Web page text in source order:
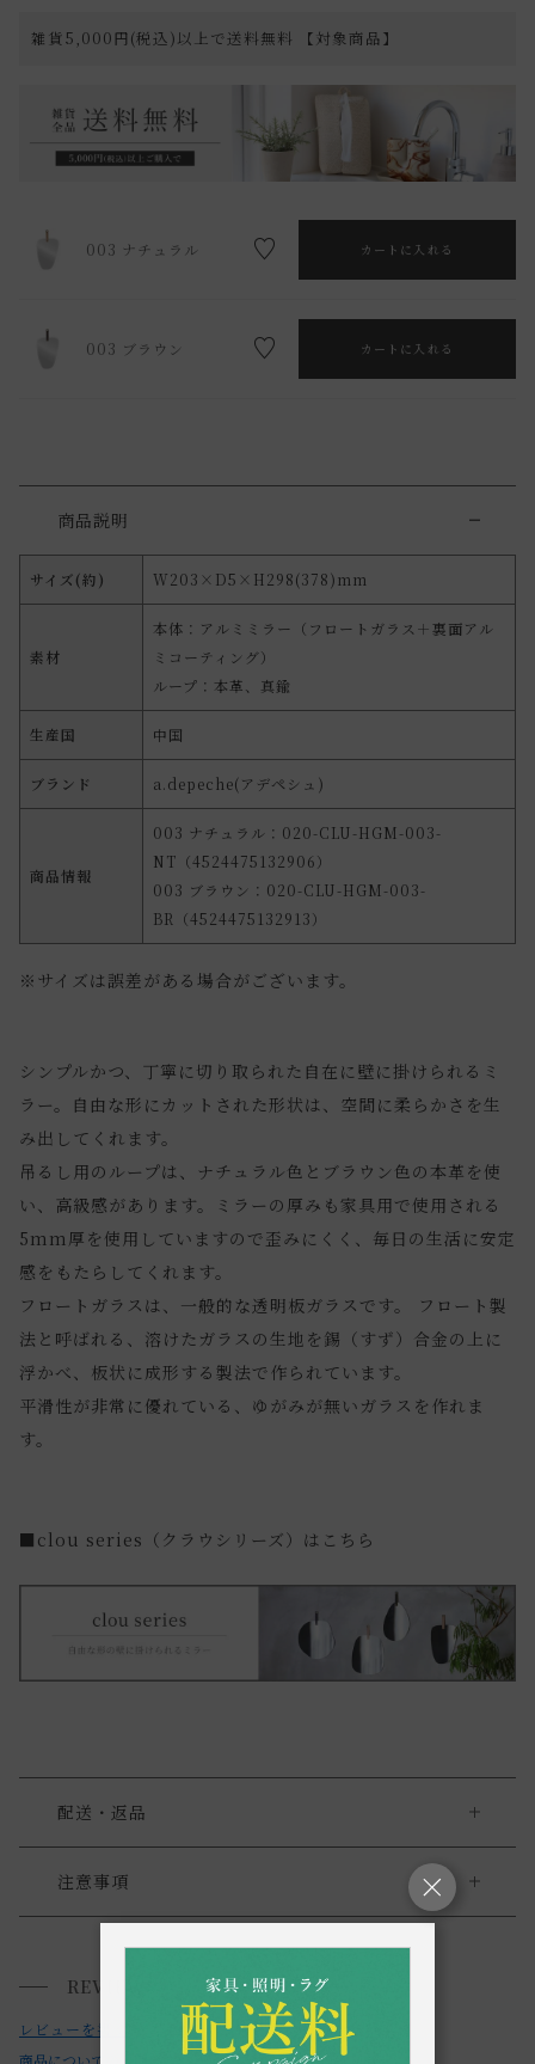
雑貨5,000円(税込)以上で送料無料 【対象商品】
003 ナチュラル カートに入れる
003 ブラウン カートに入れる
商品説明
サイズ(約) W203×D5×H298(378)mm
素材
本体：アルミミラー（フロートガラス＋裏面アル
ミコーティング）
ループ：本革、真鍮
生産国 中国
ブランド a.depeche(アデペシュ)
商品情報
003 ナチュラル：020-CLU-HGM-003-
NT（4524475132906）
003 ブラウン：020-CLU-HGM-003-
BR（4524475132913）
※サイズは誤差がある場合がございます。
シンプルかつ、丁寧に切り取られた自在に壁に掛けられるミ
ラー。自由な形にカットされた形状は、空間に柔らかさを生
み出してくれます。
吊るし用のループは、ナチュラル色とブラウン色の本革を使
い、高級感があります。ミラーの厚みも家具用で使用される
5mm厚を使用していますので歪みにくく、毎日の生活に安定
感をもたらしてくれます。
フロートガラスは、一般的な透明板ガラスです。 フロート製
法と呼ばれる、溶けたガラスの生地を錫（すず）合金の上に
浮かべ、板状に成形する製法で作られています。
平滑性が非常に優れている、ゆがみが無いガラスを作れま
す。
■clou series（クラウシリーズ）はこちら
配送・返品
送料について
送料について
小型商品は、11,000円(税込)以上のお買い上げで
注意事項
・本製品は研磨剤入の洗剤やナイロンたわしなどでの清掃は
不可です。
REVIEWS
レビューを書く
商品についてのお問い合わせ